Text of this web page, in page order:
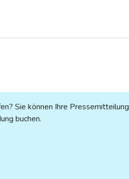
Sie können Ihre Pressemitteilung
buchen.